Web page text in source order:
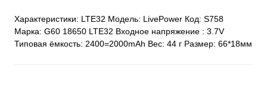
Характеристики: LTE32 Модель: LivePower Код: S758
Марка: G60 18650 LTE32 Входное напряжение : 3.7V
Типовая ёмкость: 2400=2000mAh Вес: 44 г Размер: 66*18мм